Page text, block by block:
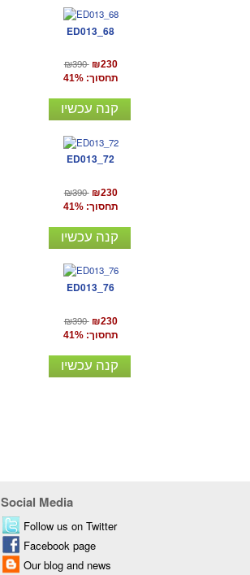
ED013_68
₪390 ₪230
תחסוך: 41%
קנה עכשיו
ED013_72
₪390 ₪230
תחסוך: 41%
קנה עכשיו
ED013_76
₪390 ₪230
תחסוך: 41%
קנה עכשיו
Social Media
Follow us on Twitter
Facebook page
Our blog and news